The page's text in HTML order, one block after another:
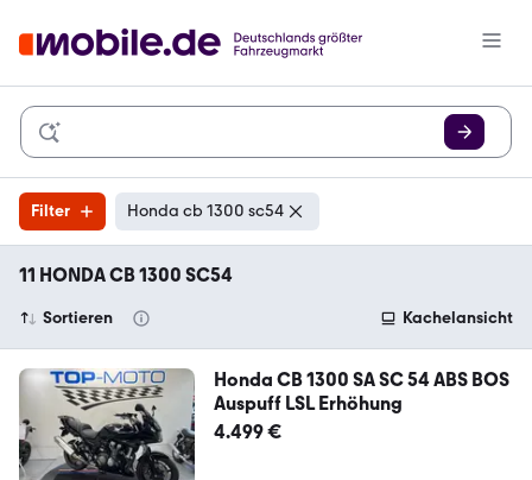
Filter Honda cb 1300 sc54
11 HONDA CB 1300 SC54
Sortieren Kachelansicht
Honda CB 1300 SA SC 54 ABS BOS
Auspuff LSL Erhöhung
4.499 €